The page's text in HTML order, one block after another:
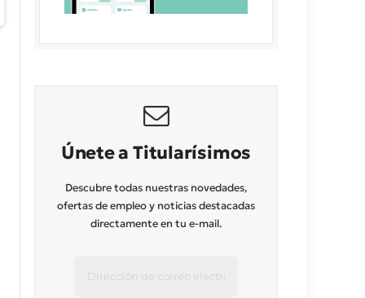
Únete a Titularísimos
Descubre todas nuestras novedades,
ofertas de empleo y noticias destacadas
directamente en tu e-mail.